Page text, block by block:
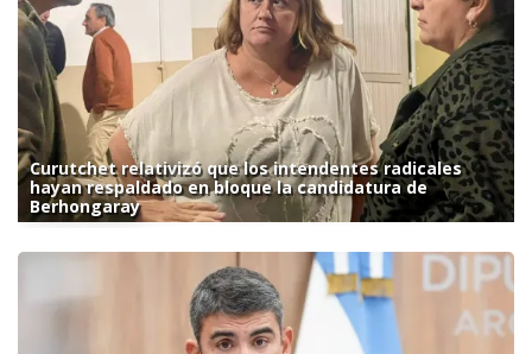
Curutchet relativizó que los intendentes radicales
hayan respaldado en bloque la candidatura de
Berhongaray